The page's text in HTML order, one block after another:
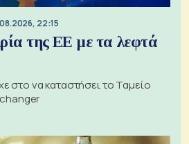
22:15
της ΕΕ με τα λεφτά
στο να καταστήσει το Ταμείο